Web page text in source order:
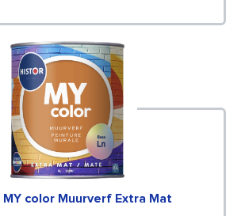
MY color Muurverf Extra Mat